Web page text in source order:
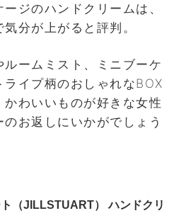
ジのハンドクリームは、
分が上がると評判。
ルームミスト、ミニブーケ
ライプ柄のおしゃれなBOX
かわいいものが好きな女性
お返しにいかがでしょう